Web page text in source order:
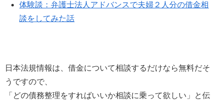
体験談：弁護士法人アドバンスで夫婦２人分の借金相
談をしてみた話
日本法規情報は、借金について相談するだけなら無料だそ
うですので、
「どの債務整理をすればいいか相談に乗って欲しい」と伝